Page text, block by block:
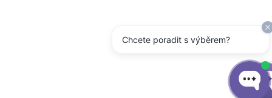
Chcete poradit s výběrem?